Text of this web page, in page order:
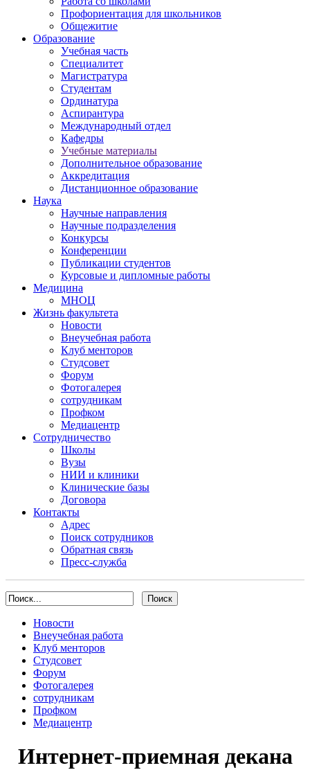
Профориентация для школьников
Общежитие
Образование
Учебная часть
Специалитет
Магистратура
Студентам
Ординатура
Аспирантура
Международный отдел
Кафедры
Учебные материалы
Дополнительное образование
Аккредитация
Дистанционное образование
Наука
Научные направления
Научные подразделения
Конкурсы
Конференции
Публикации студентов
Курсовые и дипломные работы
Медицина
МНОЦ
Жизнь факультета
Новости
Внеучебная работа
Клуб менторов
Студсовет
Форум
Фотогалерея
сотрудникам
Профком
Медиацентр
Сотрудничество
Школы
Вузы
НИИ и клиники
Клинические базы
Договора
Контакты
Адрес
Поиск сотрудников
Обратная связь
Пресс-служба
Новости
Внеучебная работа
Клуб менторов
Студсовет
Форум
Фотогалерея
сотрудникам
Профком
Медиацентр
Интернет-приемная декана